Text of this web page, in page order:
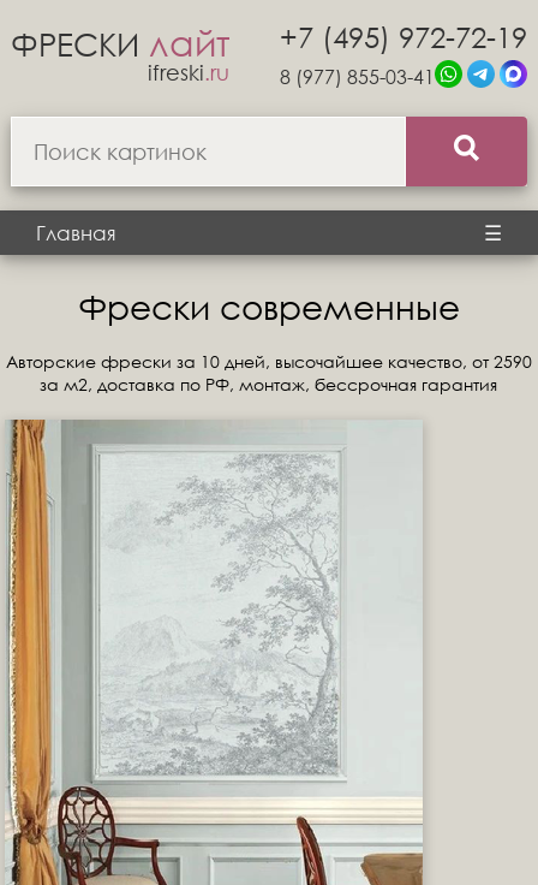
ФРЕСКИ лайт
ifreski.ru
+7 (495) 972-72-19
8 (977) 855-03-41
Главная ☰
Фрески современные
Авторские фрески за 10 дней, высочайшее качество, от 2590
за м2, доставка по РФ, монтаж, бессрочная гарантия